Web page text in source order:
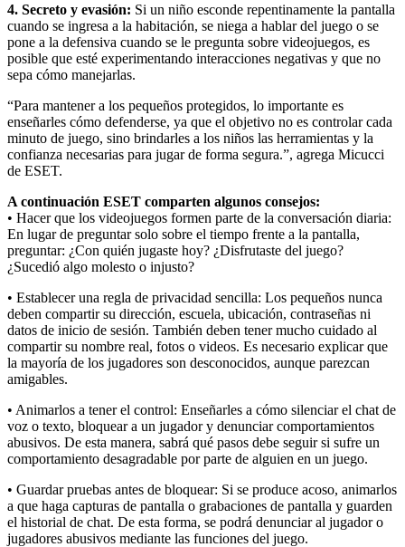
4. Secreto y evasión: Si un niño esconde repentinamente la pantalla
cuando se ingresa a la habitación, se niega a hablar del juego o se
pone a la defensiva cuando se le pregunta sobre videojuegos, es
posible que esté experimentando interacciones negativas y que no
sepa cómo manejarlas.
“Para mantener a los pequeños protegidos, lo importante es
enseñarles cómo defenderse, ya que el objetivo no es controlar cada
minuto de juego, sino brindarles a los niños las herramientas y la
confianza necesarias para jugar de forma segura.”, agrega Micucci
de ESET.
A continuación ESET comparten algunos consejos:
• Hacer que los videojuegos formen parte de la conversación diaria:
En lugar de preguntar solo sobre el tiempo frente a la pantalla,
preguntar: ¿Con quién jugaste hoy? ¿Disfrutaste del juego?
¿Sucedió algo molesto o injusto?
• Establecer una regla de privacidad sencilla: Los pequeños nunca
deben compartir su dirección, escuela, ubicación, contraseñas ni
datos de inicio de sesión. También deben tener mucho cuidado al
compartir su nombre real, fotos o videos. Es necesario explicar que
la mayoría de los jugadores son desconocidos, aunque parezcan
amigables.
• Animarlos a tener el control: Enseñarles a cómo silenciar el chat de
voz o texto, bloquear a un jugador y denunciar comportamientos
abusivos. De esta manera, sabrá qué pasos debe seguir si sufre un
comportamiento desagradable por parte de alguien en un juego.
• Guardar pruebas antes de bloquear: Si se produce acoso, animarlos
a que haga capturas de pantalla o grabaciones de pantalla y guarden
el historial de chat. De esta forma, se podrá denunciar al jugador o
jugadores abusivos mediante las funciones del juego.